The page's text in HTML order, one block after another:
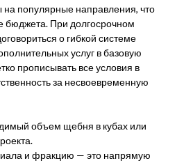
популярные направления, что
бюджета. При долгосрочном
о гибкой системе
услуг в базовую
прописывать все условия в
за несвоевременную
объем щебня в кубах или
и фракцию — это напрямую